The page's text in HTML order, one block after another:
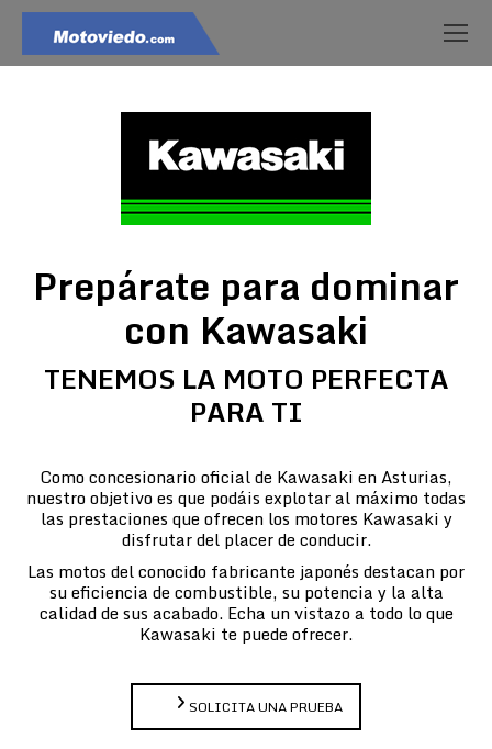
Prepárate para dominar
con Kawasaki
TENEMOS LA MOTO PERFECTA
PARA TI
Como concesionario oficial de Kawasaki en Asturias,
nuestro objetivo es que podáis explotar al máximo todas
las prestaciones que ofrecen los motores Kawasaki y
disfrutar del placer de conducir.
Las motos del conocido fabricante japonés destacan por
su eficiencia de combustible, su potencia y la alta
calidad de sus acabado. Echa un vistazo a todo lo que
Kawasaki te puede ofrecer.
SOLICITA UNA PRUEBA